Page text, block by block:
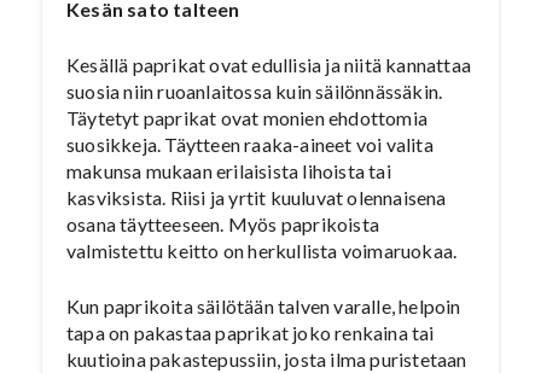
Kesän sato talteen
Kesällä paprikat ovat edullisia ja niitä kannattaa
suosia niin ruoanlaitossa kuin säilönnässäkin.
Täytetyt paprikat ovat monien ehdottomia
suosikkeja. Täytteen raaka-aineet voi valita
makunsa mukaan erilaisista lihoista tai
kasviksista. Riisi ja yrtit kuuluvat olennaisena
osana täytteeseen. Myös paprikoista
valmistettu keitto on herkullista voimaruokaa.
Kun paprikoita säilötään talven varalle, helpoin
tapa on pakastaa paprikat joko renkaina tai
kuutioina pakastepussiin, josta ilma puristetaan